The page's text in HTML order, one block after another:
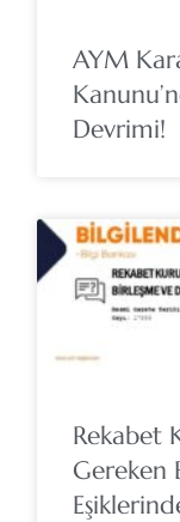
AYM
Devrimi!
Rekabet
Gereken